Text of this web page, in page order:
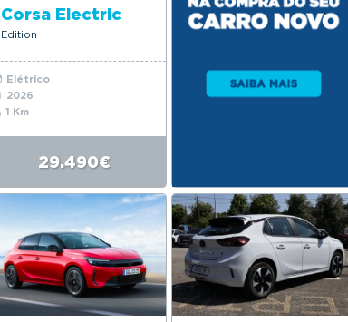
Corsa Electric
Edition
Elétrico
2026
1 Km
29.490€